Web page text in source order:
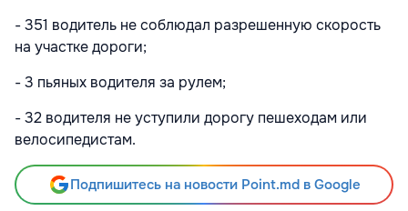
- 351 водитель не соблюдал разрешенную скорость
на участке дороги;
- 3 пьяных водителя за рулем;
- 32 водителя не уступили дорогу пешеходам или
велосипедистам.
Подпишитесь на новости Point.md в Google